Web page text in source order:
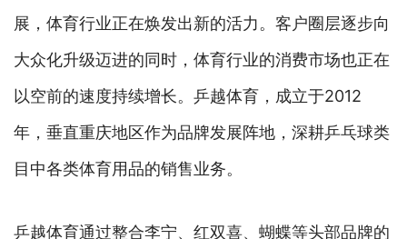
展，体育行业正在焕发出新的活力。客户圈层逐步向
大众化升级迈进的同时，体育行业的消费市场也正在
以空前的速度持续增长。乒越体育，成立于2012
年，垂直重庆地区作为品牌发展阵地，深耕乒乓球类
目中各类体育用品的销售业务。
乒越体育通过整合李宁、红双喜、蝴蝶等头部品牌的